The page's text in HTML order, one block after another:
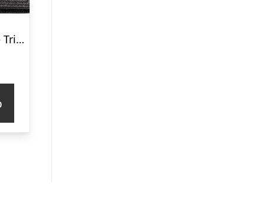
ZIPPO Saffiano – Tri-Fold-Wallet